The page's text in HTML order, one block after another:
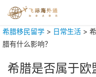
希腊移民留学 > 日常生活 >
腊有什么影响？
希腊是否属于